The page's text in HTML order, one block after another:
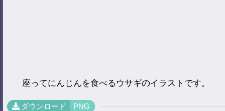
座ってにんじんを食べるウサギのイラストです。
ダウンロード PNG